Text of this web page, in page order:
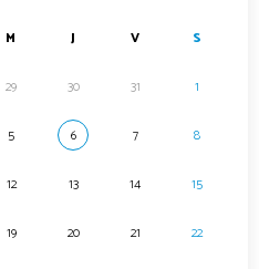
M J V S
29 30 31 1
5 6 7 8
12 13 14 15
19 20 21 22